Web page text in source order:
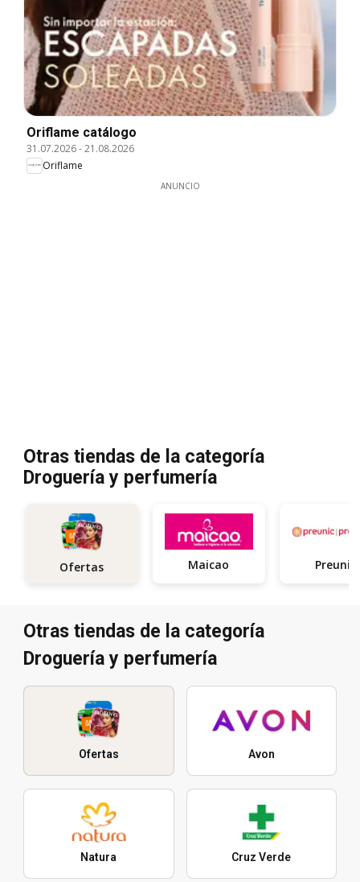
Oriflame catálogo
31.07.2026-21.08.2026
Oriflame
ANUNCIO
Otras tiendas de la categoría
Droguería y perfumería
Ofertas Maicao Preunic
Otras tiendas de la categoría
Droguería y perfumería
Ofertas Avon
Natura Cruz Verde